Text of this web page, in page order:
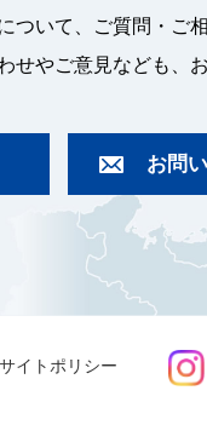
ついて、ご質問・ご
せやご意見なども、
お問
サイトポリシー